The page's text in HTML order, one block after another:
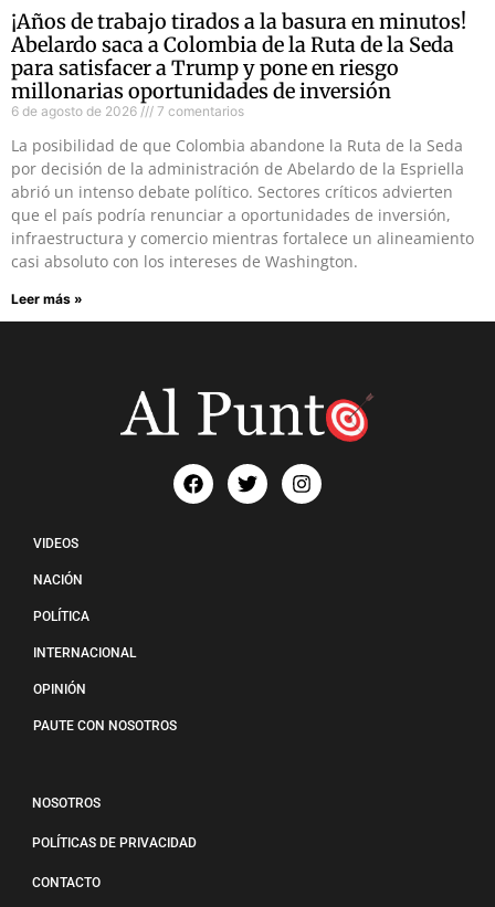
¡Años de trabajo tirados a la basura en minutos!
Abelardo saca a Colombia de la Ruta de la Seda
para satisfacer a Trump y pone en riesgo
millonarias oportunidades de inversión
6 de agosto de 2026 7 comentarios
La posibilidad de que Colombia abandone la Ruta de la Seda
por decisión de la administración de Abelardo de la Espriella
abrió un intenso debate político. Sectores críticos advierten
que el país podría renunciar a oportunidades de inversión,
infraestructura y comercio mientras fortalece un alineamiento
casi absoluto con los intereses de Washington.
Leer más »
VIDEOS
NACIÓN
POLÍTICA
INTERNACIONAL
OPINIÓN
PAUTE CON NOSOTROS
NOSOTROS
POLÍTICAS DE PRIVACIDAD
CONTACTO